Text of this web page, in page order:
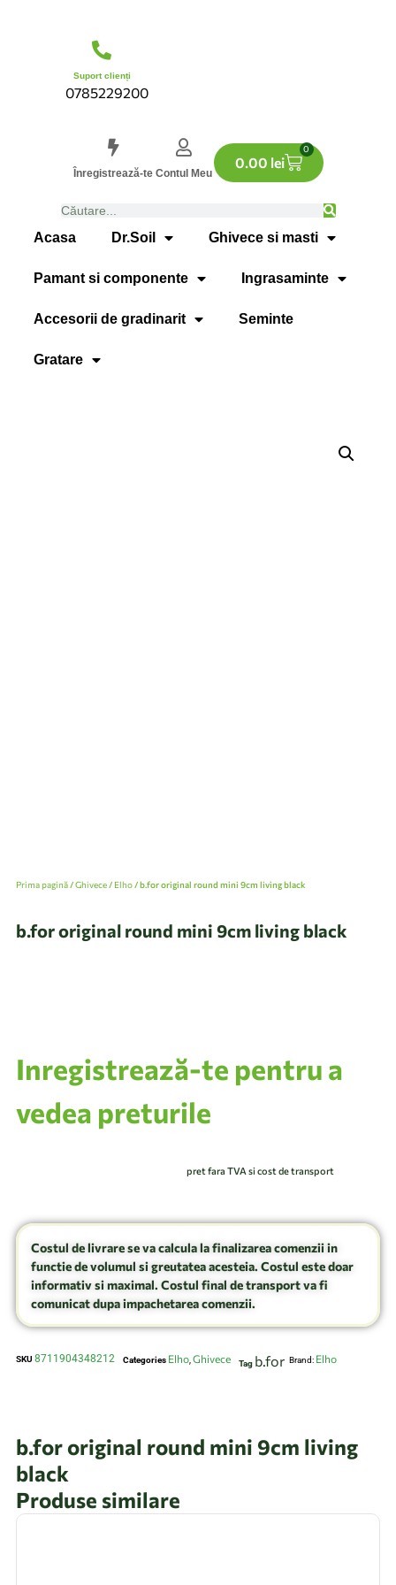
Suport clienți
0785229200
Înregistrează-te Contul Meu
0.00 lei
0
Acasa Dr.Soil Ghivece si masti
Pamant si componente Ingrasaminte
Accesorii de gradinarit Seminte
Gratare
Prima pagină/Ghivece/ Elho/ b.for original round mini 9cm living black
b.for original round mini 9cm living black
Inregistrează-te pentru a
vedea preturile
pret fara TVA si cost de transport
Costul de livrare se va calcula la finalizarea comenzii in
functie de volumul si greutatea acesteia. Costul este doar
informativ si maximal. Costul final de transport va fi
comunicat dupa impachetarea comenzii.
SKU 8711904348212 Categories Elho Ghivece Tag b.for Brand: Elho
b.for original round mini 9cm living
black
Produse similare